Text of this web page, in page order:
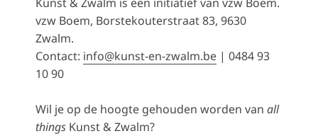
vzw Boem, Borstekouterstraat 83, 9630
Zwalm.
Contact: info@kunst-en-zwalm.be| 0484 93
10 90
Wil je op de hoogte gehouden worden van all
thingsKunst & Zwalm?